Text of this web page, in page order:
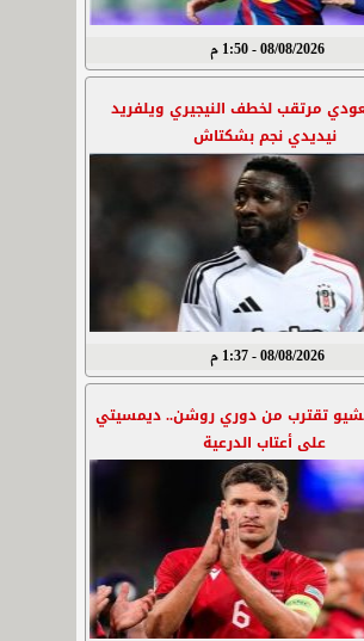
08/08/2026 - 1:50 م
مرتقب لخطف النيجيري ويلفريد
نيديدي نجم بشكتاش
08/08/2026 - 1:37 م
تقترب من دوري روشن.. ديمسيتي
على أعتاب الدرعية